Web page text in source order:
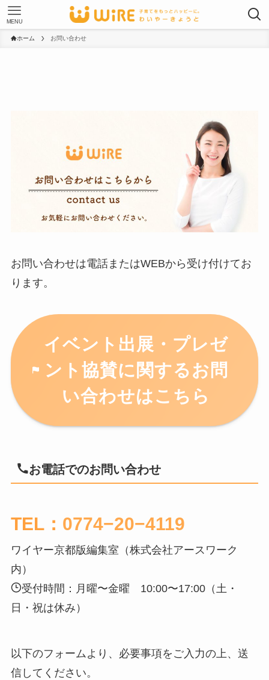
MENU
ホーム お問い合わせ
お問い合わせは電話またはWEBから受け付けてお
ります。
イベント出展・プレゼ
ント協賛に関するお問
い合わせはこちら
お電話でのお問い合わせ
TEL： 0774−20−4119
ワイヤー京都版編集室（株式会社アースワーク
内）
受付時間：月曜〜金曜 10:00〜17:00（土・
日・祝は休み）
以下のフォームより、必要事項をご入力の上、送
信してください。